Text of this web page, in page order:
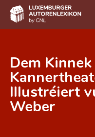
DE FR
Home
Autor(inn)en A-Z
Dem
Illustréiert
Weber